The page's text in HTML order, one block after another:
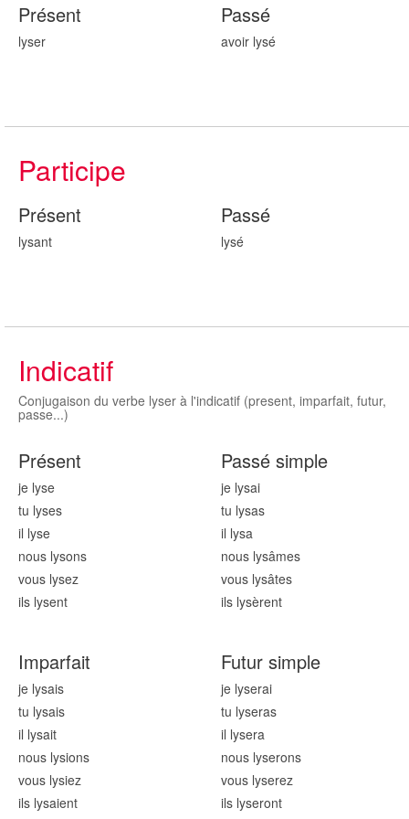
Présent
lyser
Passé
avoir lysé
Participe
Présent
lysant
Passé
lysé
Indicatif
Conjugaison du verbe lyser à l'indicatif (present, imparfait, futur,
passe...)
Présent
je lyse
tu lyses
il lyse
nous lysons
vous lysez
ils lysent
Passé simple
je lysai
tu lysas
il lysa
nous lysâmes
vous lysâtes
ils lysèrent
Imparfait
je lysais
tu lysais
il lysait
nous lysions
vous lysiez
ils lysaient
Futur simple
je lyserai
tu lyseras
il lysera
nous lyserons
vous lyserez
ils lyseront